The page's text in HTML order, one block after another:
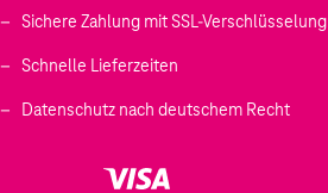
Sichere Zahlung mit SSL-Verschlüsselung
Schnelle Lieferzeiten
Datenschutz nach deutschem Recht